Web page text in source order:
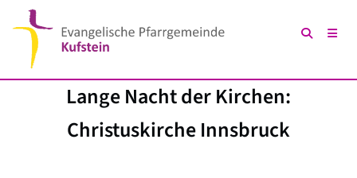
Lange Nacht der Kirchen:
Christuskirche Innsbruck